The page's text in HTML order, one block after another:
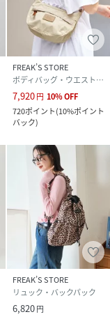
FREAK’S STORE
ボディバッグ・ウエストポーチ
7,920円 10%OFF
720ポイント(10%ポイント
バック)
FREAK’S STORE
リュック・バックパック
6,820円